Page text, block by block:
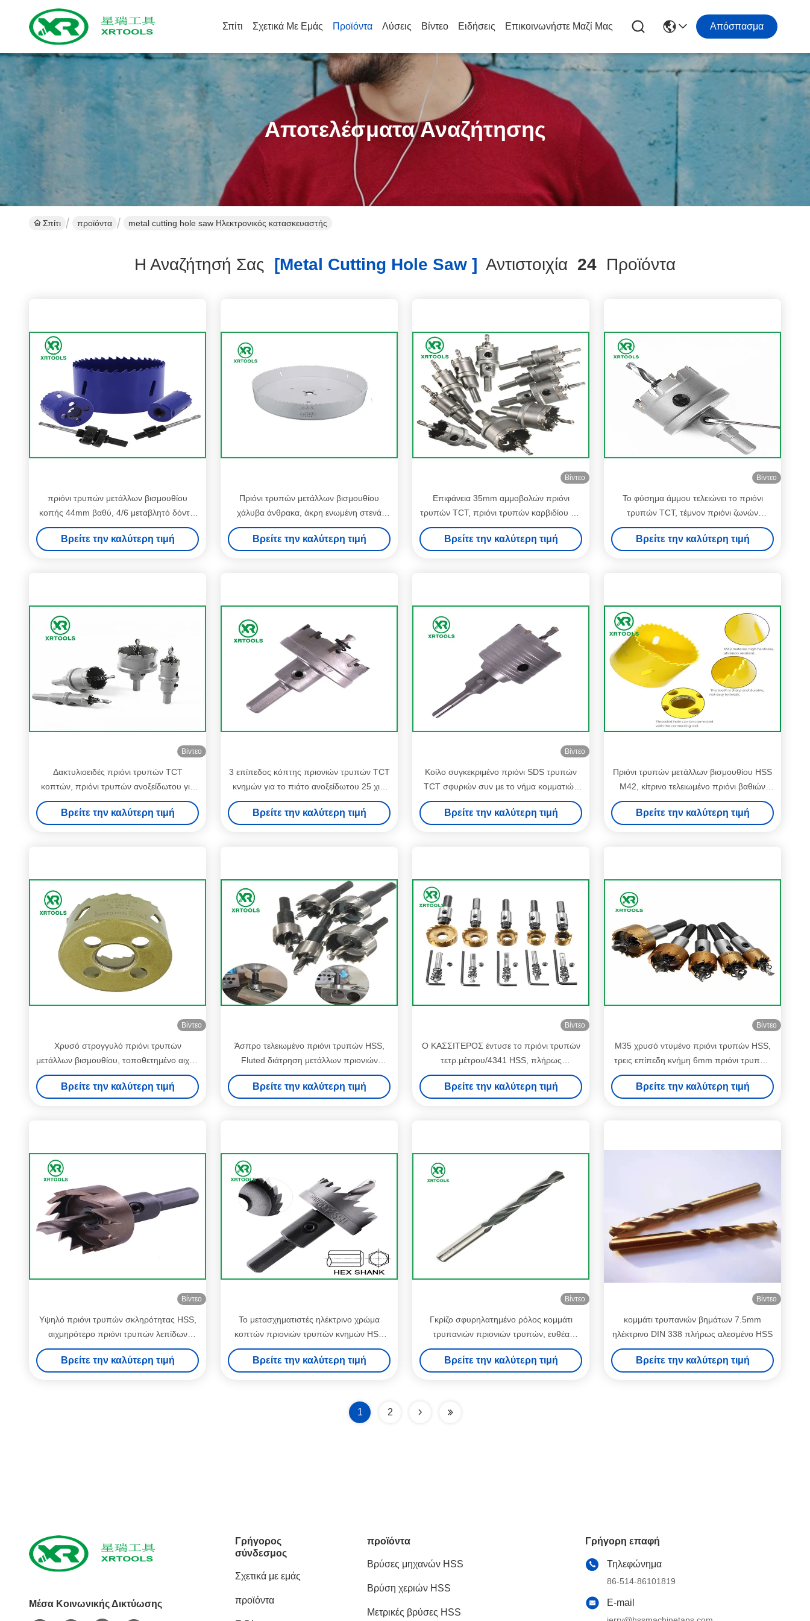
Σπίτι Σχετικά Με Εμάς Προϊόντα Λύσεις Βίντεο Ειδήσεις Επικοινωνήστε Μαζί Μας Απόσπασμα
Αποτελέσματα Αναζήτησης
Σπίτι προϊόντα metal cutting hole saw Ηλεκτρονικός κατασκευαστής
Η Αναζήτησή Σας [metal Cutting Hole Saw ] Αντιστοιχία 24 Προϊόντα
πριόνι τρυπών μετάλλων βισμουθίου
κοπής 44mm βαθύ, 4/6 μεταβλητό δόντια
TPI πριόνι τρυπών μετάλλων τέμνον
Βρείτε την καλύτερη τιμή
Πριόνι τρυπών μετάλλων βισμουθίου
χάλυβα άνθρακα, άκρη ενωμένη στενά
επιφάνεια ζωγραφικής χρώματος πριονιών
τρυπών 7 ίντσας
Βρείτε την καλύτερη τιμή
Βίντεο
Επιφάνεια 35mm αμμοβολών πριόνι
τρυπών TCT, πριόνι τρυπών καρβιδίου για
την κοπή μετάλλων
Βρείτε την καλύτερη τιμή
Βίντεο
Το φύσημα άμμου τελειώνει το πριόνι
τρυπών TCT, τέμνον πριόνι ζωνών
μετάλλων καρβιδίου βολφραμίου
Βρείτε την καλύτερη τιμή
Βίντεο
Δακτυλιοειδές πριόνι τρυπών TCT
κοπτών, πριόνι τρυπών ανοξείδωτου για
το σκληρό χάλυβα
Βρείτε την καλύτερη τιμή
3 επίπεδος κόπτης πριονιών τρυπών TCT
κνημών για το πιάτο ανοξείδωτου 25 χιλ.
τέμνοντος βάθους
Βρείτε την καλύτερη τιμή
Βίντεο
Κοίλο συγκεκριμένο πριόνι SDS τρυπών
TCT σφυριών συν με το νήμα κομματιών
τρυπανιών πυρήνων M22
Βρείτε την καλύτερη τιμή
Πριόνι τρυπών μετάλλων βισμουθίου HSS
M42, κίτρινο τελειωμένο πριόνι βαθιών
τρυπών για το ξύλο/αργίλιο
Βρείτε την καλύτερη τιμή
Βίντεο
Χρυσό στρογγυλό πριόνι τρυπών
μετάλλων βισμουθίου, τοποθετημένο αιχμή
πριόνι τρυπών HSS M42 καρβίδιο με
χτισμένος
Βρείτε την καλύτερη τιμή
Άσπρο τελειωμένο πριόνι τρυπών HSS,
Fluted διάτρηση μετάλλων πριονιών
τρυπών μετάλλων δοντιών
Βρείτε την καλύτερη τιμή
Βίντεο
Ο ΚΑΣΣΙΤΕΡΟΣ έντυσε το πριόνι τρυπών
τετρ.μέτρου/4341 HSS, πλήρως
αλεσμένος κόπτης πριονιών τρυπών
κομματιών τρυπανιών πυρήνων
Βρείτε την καλύτερη τιμή
Βίντεο
M35 χρυσό ντυμένο πριόνι τρυπών HSS,
τρεις επίπεδη κνήμη 6mm πριόνι τρυπών
18 διασπασμένα δόντια βαθμού
Βρείτε την καλύτερη τιμή
Βίντεο
Υψηλό πριόνι τρυπών σκληρότητας HSS,
αιχμηρότερο πριόνι τρυπών λεπίδων
καθολικό για το ανοξείδωτο
Βρείτε την καλύτερη τιμή
Το μετασχηματιστές ηλέκτρινο χρώμα
κοπτών πριονιών τρυπών κνημών HSS
δεκαεξαδικού τελειώνει τη βέλτιστη
διάρκεια
Βρείτε την καλύτερη τιμή
Βίντεο
Γκρίζο σφυρηλατημένο ρόλος κομμάτι
τρυπανιών πριονιών τρυπών, ευθέα
κομμάτια τρυπανιών σημείου καρφιών που
σφραγίζει το λογότυπο
Βρείτε την καλύτερη τιμή
Βίντεο
κομμάτι τρυπανιών βημάτων 7.5mm
ηλέκτρινο DIN 338 πλήρως αλεσμένο HSS
Βρείτε την καλύτερη τιμή
1 2
Μέσα Κοινωνικής Δικτύωσης
Γρήγορος
σύνδεσμος
Σχετικά με εμάς
προϊόντα
προϊόντα
Βρύσες μηχανών HSS
Βρύση χεριών HSS
Μετρικές βρύσες HSS
Γρήγορη επαφή
Τηλεφώνημα
86-514-86101819
E-mail